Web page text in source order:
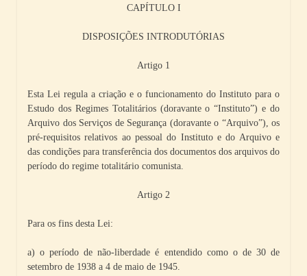
CAPÍTULO I
DISPOSIÇÕES INTRODUTÓRIAS
Artigo 1
Esta Lei regula a criação e o funcionamento do Instituto para o
Estudo dos Regimes Totalitários (doravante o “Instituto”) e do
Arquivo dos Serviços de Segurança (doravante o “Arquivo”), os
pré-requisitos relativos ao pessoal do Instituto e do Arquivo e
das condições para transferência dos documentos dos arquivos do
período do regime totalitário comunista.
Artigo 2
Para os fins desta Lei:
a) o período de não-liberdade é entendido como o de 30 de
setembro de 1938 a 4 de maio de 1945.